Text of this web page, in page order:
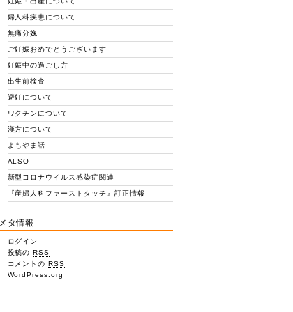
婦人科疾患について
無痛分娩
ご妊娠おめでとうございます
妊娠中の過ごし方
出生前検査
避妊について
ワクチンについて
漢方について
よもやま話
ALSO
新型コロナウイルス感染症関連
『産婦人科ファーストタッチ』訂正情報
メタ情報
ログイン
投稿の RSS
コメントの RSS
WordPress.org